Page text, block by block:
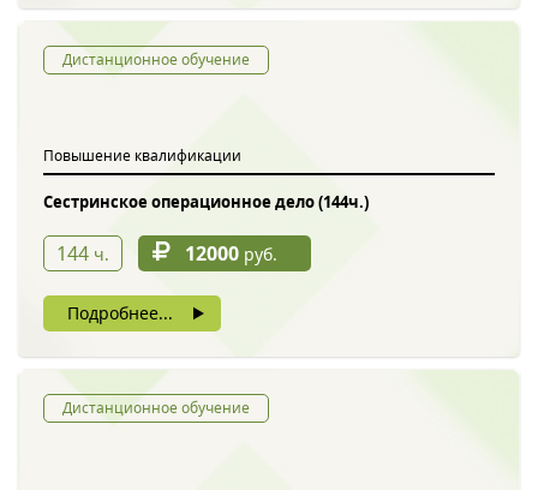
Дистанционное обучение
Повышение квалификации
Сестринское операционное дело (144ч.)
144 ч. 12000 руб.
Подробнее...
Дистанционное обучение